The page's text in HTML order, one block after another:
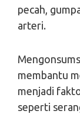
pecah,
arteri.
membantu
menjadi
seperti